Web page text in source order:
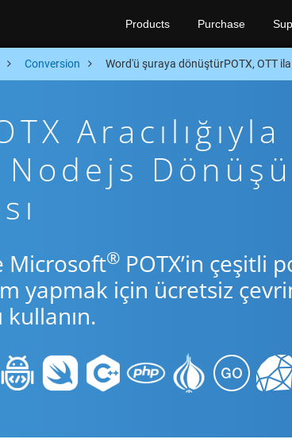
Products Purchase
Conversion Word'ü şuraya dönüştürPOTX, OTT
Microsoft® POTX’in çeşitli
yapmak için ücretsiz
kullanın.